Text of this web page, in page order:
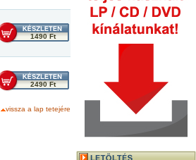
1490 Ft
2490 Ft
vissza a lap tetejére